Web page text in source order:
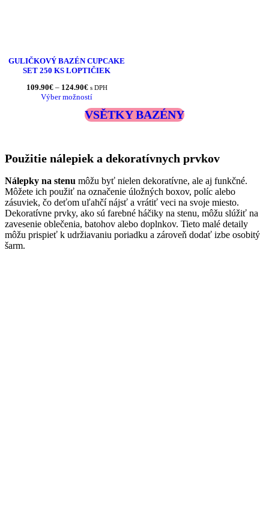
GULIČKOVÝ BAZÉN CUPCAKE
SET 250 KS LOPTIČIEK
109.90€ – 124.90€Price
range:
109.90€
through
s DPH
Výber možností
VSĚTKY BAZÉNY
Použitie nálepiek a dekoratívnych prvkov
Nálepky na stenu môžu byť nielen dekoratívne, ale aj funkčné.
Môžete ich použiť na označenie úložných boxov, políc alebo
zásuviek, čo deťom uľahčí nájsť a vrátiť veci na svoje miesto.
Dekoratívne prvky, ako sú farebné háčiky na stenu, môžu slúžiť na
zavesenie oblečenia, batohov alebo doplnkov. Tieto malé detaily
môžu prispieť k udržiavaniu poriadku a zároveň dodať izbe osobitý
šarm.